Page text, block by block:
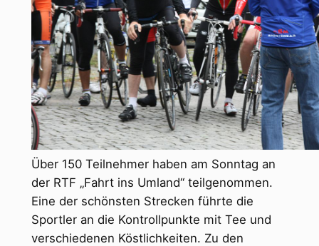
Über 150 Teilnehmer haben am Sonntag an
der RTF „Fahrt ins Umland“ teilgenommen.
Eine der schönsten Strecken führte die
Sportler an die Kontrollpunkte mit Tee und
verschiedenen Köstlichkeiten. Zu den